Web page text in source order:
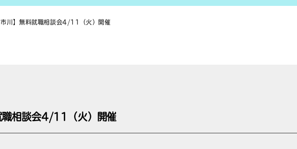
市川】無料就職相談会4/11（火）開催
職相談会4/11（火）開催